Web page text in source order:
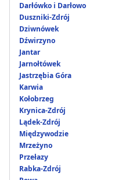
Darłówko i Darłowo
Duszniki-Zdrój
Dziwnówek
Dźwirzyno
Jantar
Jarnołtówek
Jastrzębia Góra
Karwia
Kołobrzeg
Krynica-Zdrój
Lądek-Zdrój
Międzywodzie
Mrzeżyno
Przełazy
Rabka-Zdrój